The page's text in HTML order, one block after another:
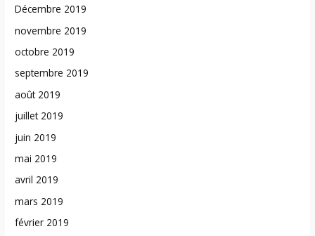
Décembre 2019
novembre 2019
octobre 2019
septembre 2019
août 2019
juillet 2019
juin 2019
mai 2019
avril 2019
mars 2019
février 2019